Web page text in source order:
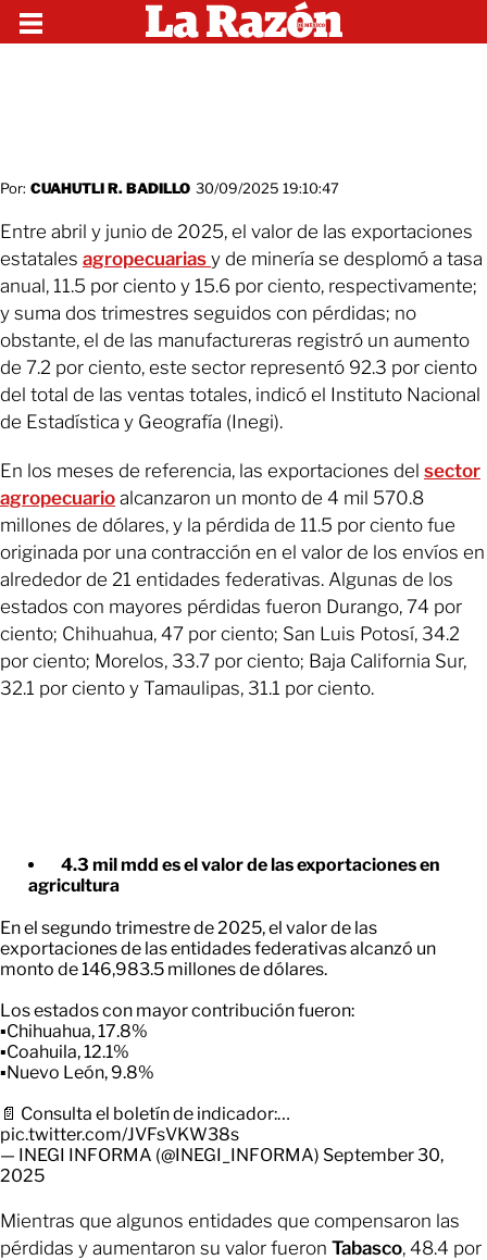
Por: CUAHUTLI R. BADILLO 30/09/2025 19:10:47
Entre abril y junio de 2025, el valor de las exportaciones
estatales agropecuarias y de minería se desplomó a tasa
anual, 11.5 por ciento y 15.6 por ciento, respectivamente;
y suma dos trimestres seguidos con pérdidas; no
obstante, el de las manufactureras registró un aumento
de 7.2 por ciento, este sector representó 92.3 por ciento
del total de las ventas totales, indicó el Instituto Nacional
de Estadística y Geografía (Inegi).
En los meses de referencia, las exportaciones del sector
agropecuario alcanzaron un monto de 4 mil 570.8
millones de dólares, y la pérdida de 11.5 por ciento fue
originada por una contracción en el valor de los envíos en
alrededor de 21 entidades federativas. Algunas de los
estados con mayores pérdidas fueron Durango, 74 por
ciento; Chihuahua, 47 por ciento; San Luis Potosí, 34.2
por ciento; Morelos, 33.7 por ciento; Baja California Sur,
32.1 por ciento y Tamaulipas, 31.1 por ciento.
4.3 mil mdd es el valor de las exportaciones en
agricultura
En el segundo trimestre de 2025, el valor de las
exportaciones de las entidades federativas alcanzó un
monto de 146,983.5 millones de dólares.
Los estados con mayor contribución fueron:
▪️Chihuahua, 17.8%
▪️Coahuila, 12.1%
▪️Nuevo León, 9.8%
📄 Consulta el boletín de indicador:…
pic.twitter.com/JVFsVKW38s
— INEGI INFORMA (@INEGI_INFORMA) September 30,
2025
Mientras que algunos entidades que compensaron las
pérdidas y aumentaron su valor fueron Tabasco, 48.4 por